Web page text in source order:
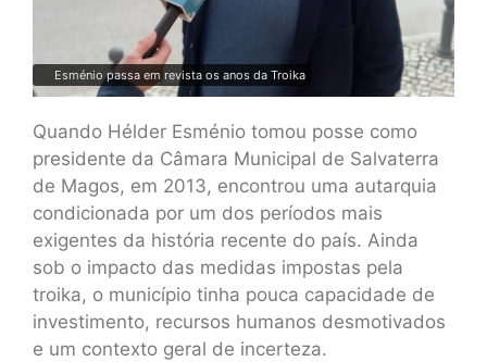
Esménio passa em revista os anos da Troika
Quando Hélder Esménio tomou posse como
presidente da Câmara Municipal de Salvaterra
de Magos, em 2013, encontrou uma autarquia
condicionada por um dos períodos mais
exigentes da história recente do país. Ainda
sob o impacto das medidas impostas pela
troika, o município tinha pouca capacidade de
investimento, recursos humanos desmotivados
e um contexto geral de incerteza.